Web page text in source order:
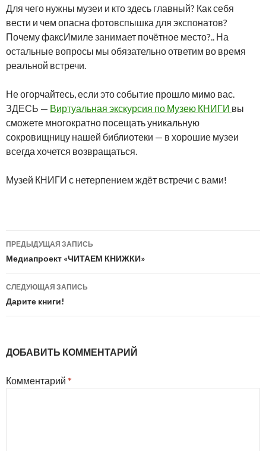
Для чего нужны музеи и кто здесь главный? Как себя
вести и чем опасна фотовспышка для экспонатов?
Почему факсИмиле занимает почётное место?.. На
остальные вопросы мы обязательно ответим во время
реальной встречи.
Не огорчайтесь, если это событие прошло мимо вас.
ЗДЕСЬ — Виртуальная экскурсия по Музею КНИГИ вы
сможете многократно посещать уникальную
сокровищницу нашей библиотеки — в хорошие музеи
всегда хочется возвращаться.
Музей КНИГИ с нетерпением ждёт встречи с вами!
Навигация
по
записям
ПРЕДЫДУЩАЯ ЗАПИСЬ
Медиапроект «ЧИТАЕМ КНИЖКИ»
СЛЕДУЮЩАЯ ЗАПИСЬ
Дарите книги!
ДОБАВИТЬ КОММЕНТАРИЙ
Комментарий *